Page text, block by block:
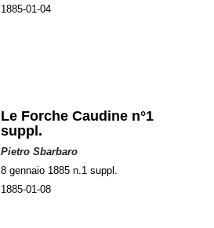
1885-01-04
Le Forche Caudine n°1
suppl.
Pietro Sbarbaro
8 gennaio 1885 n.1 suppl.
1885-01-08